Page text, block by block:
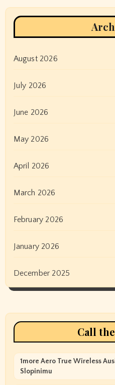
August 2026
July 2026
June 2026
May 2026
April 2026
March 2026
February 2026
January 2026
December 2025
Call
1more Aero True Wireless
Slopinimu